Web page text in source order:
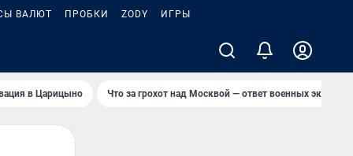
ВАЛЮТ ПРОБКИ ZODY ИГРЫ
в Царицыно Что за грохот над Москвой — ответ военных